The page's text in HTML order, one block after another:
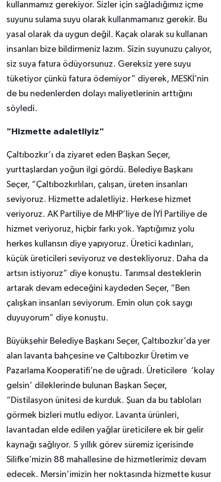
kullanmamız gerekiyor. Sizler için sağladığımız içme
suyunu sulama suyu olarak kullanmamanız gerekir. Bu
yasal olarak da uygun değil. Kaçak olarak su kullanan
insanları bize bildirmeniz lazım. Sizin suyunuzu çalıyor,
siz suya fatura ödüyorsunuz. Gereksiz yere suyu
tüketiyor çünkü fatura ödemiyor” diyerek, MESKİ’nin
de bu nedenlerden dolayı maliyetlerinin arttığını
söyledi.
"Hizmette adaletliyiz"
Çaltıbozkır’ı da ziyaret eden Başkan Seçer,
yurttaşlardan yoğun ilgi gördü. Belediye Başkanı
Seçer, “Çaltıbozkırlıları, çalışan, üreten insanları
seviyoruz. Hizmette adaletliyiz. Herkese hizmet
veriyoruz. AK Partiliye de MHP’liye de İYİ Partiliye de
hizmet veriyoruz, hiçbir farkı yok. Yaptığımız yolu
herkes kullansın diye yapıyoruz. Üretici kadınları,
küçük üreticileri seviyoruz ve destekliyoruz. Daha da
artsın istiyoruz” diye konuştu. Tarımsal desteklerin
artarak devam edeceğini kaydeden Seçer, “Ben
çalışkan insanları seviyorum. Emin olun çok saygı
duyuyorum” diye konuştu.
Büyükşehir Belediye Başkanı Seçer, Çaltıbozkır’da yer
alan lavanta bahçesine ve Çaltıbozkır Üretim ve
Pazarlama Kooperatifi’ne de uğradı. Üreticilere ‘kolay
gelsin’ dileklerinde bulunan Başkan Seçer,
“Distilasyon ünitesi de kurduk. Şuan da bu tabloları
görmek bizleri mutlu ediyor. Lavanta ürünleri,
lavantadan elde edilen yağlar üreticilere ek bir gelir
kaynağı sağlıyor. 5 yıllık görev süremiz içerisinde
Silifke’mizin 88 mahallesine de hizmetlerimiz devam
edecek. Mersin’imizin her noktasında hizmette kusur